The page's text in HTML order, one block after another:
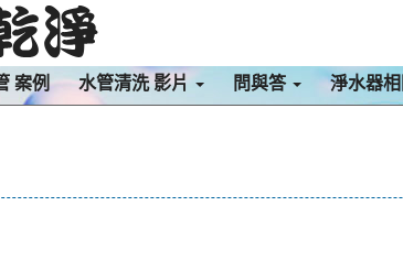
案例 水管清洗 影片 問與答 淨水器